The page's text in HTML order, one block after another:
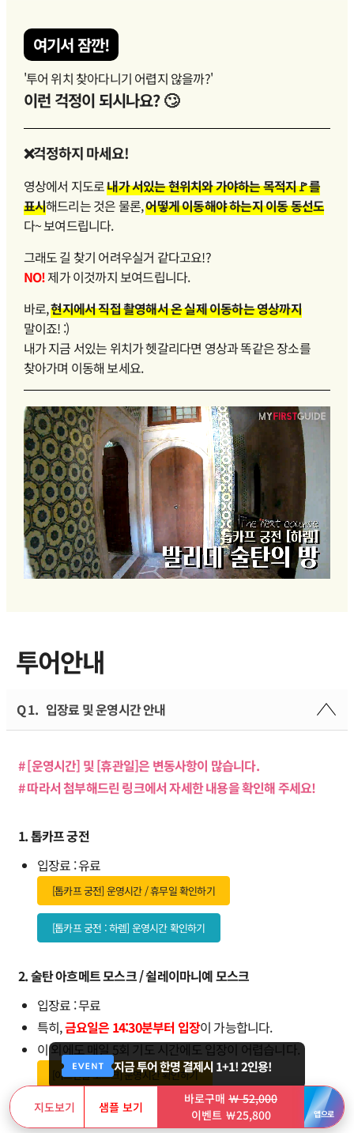
지금 투어 한명 결제시 1+1! 2인용!
여기서 잠깐!
'투어 위치 찾아다니기 어렵지 않을까?'
이런 걱정이 되시나요? 🙄
❌걱정하지 마세요!
영상에서 지도로내가 서있는 현위치와 가야하는 목적지🚩를
표시해드리는 것은 물론,어떻게 이동해야 하는지 이동 동선도
다~ 보여드립니다.
그래도 길 찾기 어려우실거 같다고요!?
NO!제가 이것까지 보여드립니다.
바로,현지에서 직접 촬영해서 온 실제 이동하는 영상까지
말이죠! :)
내가 지금 서있는 위치가 헷갈리다면 영상과 똑같은 장소를
찾아가며 이동해 보세요.
투어안내
Q 1. 입장료 및 운영시간 안내
# [운영시간] 및 [휴관일]은 변동사항이 많습니다.
# 따라서 첨부해드린 링크에서 자세한 내용을 확인해 주세요!
1. 톱카프 궁전
입장료 : 유료
[톱카프 궁전] 운영시간 / 휴무일 확인하기
[톱카프 궁전 : 하렘] 운영시간 확인하기
2. 술탄 아흐메트 모스크 / 쉴레이마니예 모스크
입장료 : 무료
특히,금요일은 14:30분부터 입장이 가능합니다.
이 외에도 매일 5회 기도 시간에도 입장이 어렵습니다.
[이스탄불 모스크] 운영시간 확인하기
[이스탄불] 기도 시간 확인하기
지도보기 샘플 보기
바로구매 ￦ 52,000
이벤트 ￦25,800
앱으로